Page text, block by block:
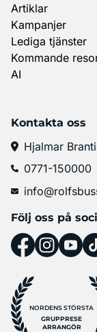
Artiklar
Kampanjer
Lediga tjänster
Kommande
AI
Kontakta oss
Hjalmar
0771-150000
Följ oss på
NORDENS STÖRSTA
GRUPPRESE
ARRANGÖR